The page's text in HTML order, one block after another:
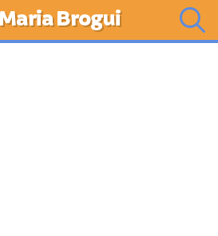
Brogui